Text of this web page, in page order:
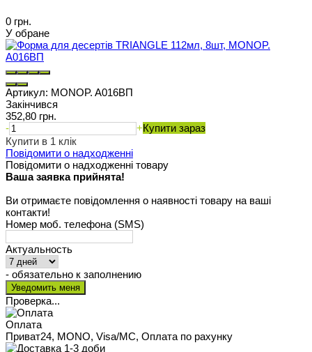
0 грн.
У обране
Артикул: MONOP. A016ВП
Закінчився
352,80 грн.
-
+Купити зараз
Купити в 1 клік
Повідомити о надходженні
Повідомити о надходженні товару
Ваша заявка прийнята!
Ви отримаєте повідомлення о наявності товару на ваші
контакти!
Номер моб. телефона (SMS)
Актуальность
- обязательно к заполнению
Проверка...
Оплата
Приват24, MONO, Visa/MC, Оплата по рахунку